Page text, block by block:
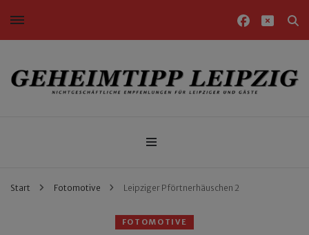
Nichtgeschäftliche Empfehlungen für Leipziger und Gäste
Start Fotomotive Leipziger Pförtnerhäuschen 2
FOTOMOTIVE